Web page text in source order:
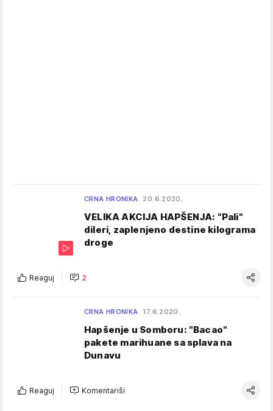
CRNA HRONIKA 20.6.2020.
VELIKA AKCIJA HAPŠENJA: "Pali"
dileri, zaplenjeno destine kilograma
droge
Reaguj 2
CRNA HRONIKA 17.6.2020.
Hapšenje u Somboru: "Bacao"
pakete marihuane sa splava na
Dunavu
Reaguj Komentariši